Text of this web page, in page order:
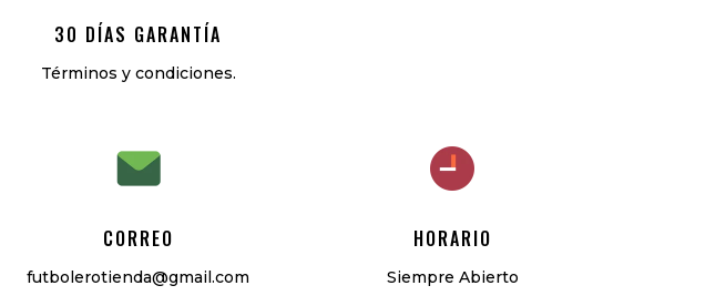
30 DÍAS GARANTÍA
Términos y condiciones.
CORREO
futbolerotienda@gmail.com
HORARIO
Siempre Abierto